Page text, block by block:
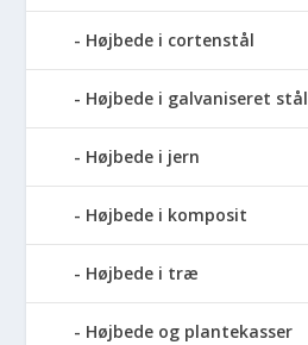
Højbede i cortenstål
Højbede i galvaniseret stål
Højbede i jern
Højbede i komposit
Højbede i træ
Højbede og plantekasser